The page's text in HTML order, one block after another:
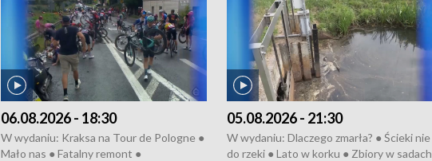
06.08.2026 - 18:30
W wydaniu: Kraksa na Tour de Pologne ●
Mało nas ● Fatalny remont ●
05.08.2026 - 21:30
W wydaniu: Dlaczego zmarła? ● Ścieki nie
do rzeki ● Lato w korku ● Zbiory w sadach